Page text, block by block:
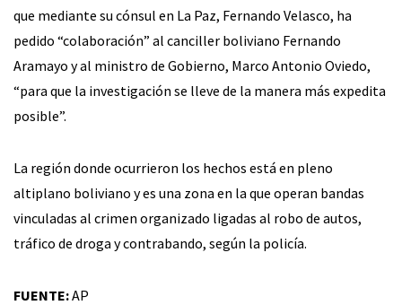
que mediante su cónsul en La Paz, Fernando Velasco, ha
pedido “colaboración” al canciller boliviano Fernando
Aramayo y al ministro de Gobierno, Marco Antonio Oviedo,
“para que la investigación se lleve de la manera más expedita
posible”.
La región donde ocurrieron los hechos está en pleno
altiplano boliviano y es una zona en la que operan bandas
vinculadas al crimen organizado ligadas al robo de autos,
tráfico de droga y contrabando, según la policía.
FUENTE:AP